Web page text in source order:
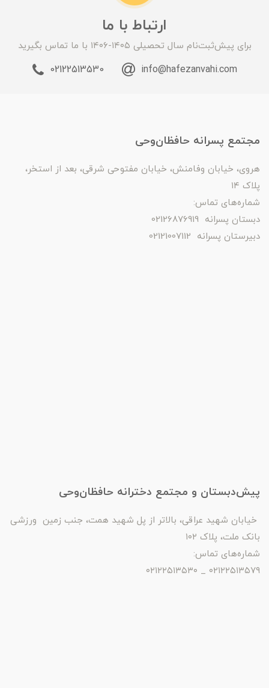
ارتباط با ما
برای پیش‌ثبت‌نام سال تحصیلی ۱۴۰۵-۱۴۰۶ با ما تماس بگیرید
info@hafezanvahi.com
02122513530
مجتمع پسرانه حافظان‌وحی
هروی، خیابان وفامنش، خیابان مفتوحی شرقی، بعد از استخر،
پلاک ۱۴
شماره‌های تماس:
دبستان پسرانه 02126876919
دبیرستان پسرانه 02121007112
پیش‌دبستان و مجتمع دخترانه حافظان‌وحی
خیابان شهید عراقی، بالاتر از پل شهید همت، جنب زمین ورزشی
بانک ملت، پلاک ۱۰۲
شماره‌های تماس:
۰۲۱۲۲۵۱۳۵۷۹ _ ۰۲۱۲۲۵۱۳۵۳۰